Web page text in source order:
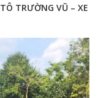
TRƯỜNG VŨ – XE